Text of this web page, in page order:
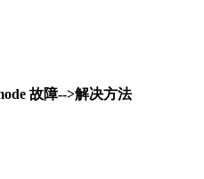
故障-->解决方法